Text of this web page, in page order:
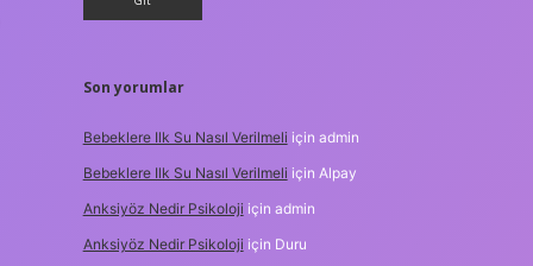
Son yorumlar
Bebeklere Ilk Su Nasıl Verilmeli için admin
Bebeklere Ilk Su Nasıl Verilmeli için Alpay
Anksiyöz Nedir Psikoloji için admin
Anksiyöz Nedir Psikoloji için Duru